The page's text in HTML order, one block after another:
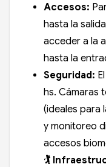
Accesos:
hasta la
acceder a la
hasta la
Seguridad:
hs. Cámaras
(ideales para
y monitoreo
accesos
🏌️